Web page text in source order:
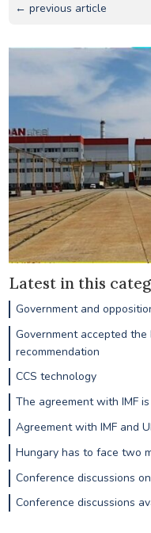
← previous article
Latest in this
Government and
Government accepted the
recommendation
CCS technology
The agreement with IMF
Agreement with IMF and
Hungary has to face two
Conference discussions
Conference discussions